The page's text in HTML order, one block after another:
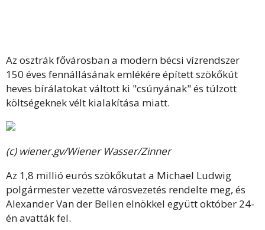
Az osztrák fővárosban a modern bécsi vízrendszer
150 éves fennállásának emlékére épített szökőkút
heves bírálatokat váltott ki "csúnyának" és túlzott
költségeknek vélt kialakítása miatt.
(c) wiener.gv/Wiener Wasser/Zinner
Az 1,8 millió eurós szökőkutat a Michael Ludwig
polgármester vezette városvezetés rendelte meg, és
Alexander Van der Bellen elnökkel együtt október 24-
én avatták fel.